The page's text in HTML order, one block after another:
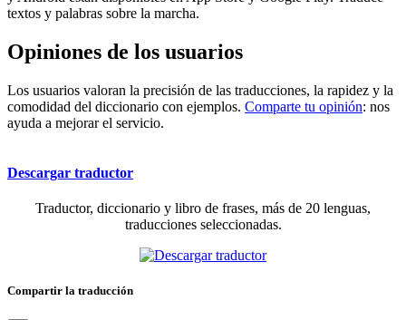
textos y palabras sobre la marcha.
Opiniones de los usuarios
Los usuarios valoran la precisión de las traducciones, la rapidez y la
comodidad del diccionario con ejemplos. Comparte tu opinión: nos
ayuda a mejorar el servicio.
Descargar traductor
Traductor, diccionario y libro de frases, más de 20 lenguas,
traducciones seleccionadas.
Compartir la traducción